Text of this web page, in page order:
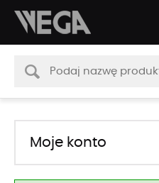
Moje konto